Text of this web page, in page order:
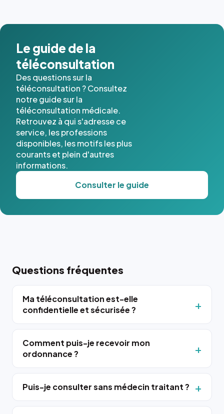
Le guide de la
téléconsultation
Des questions sur la
téléconsultation ? Consultez
notre guide sur la
téléconsultation médicale.
Retrouvez à qui s'adresse ce
service, les professions
disponibles, les motifs les plus
courants et plein d'autres
informations.
Consulter le guide
Questions fréquentes
Ma téléconsultation est-elle
confidentielle et sécurisée ?
Comment puis-je recevoir mon
ordonnance ?
Puis-je consulter sans médecin traitant ?